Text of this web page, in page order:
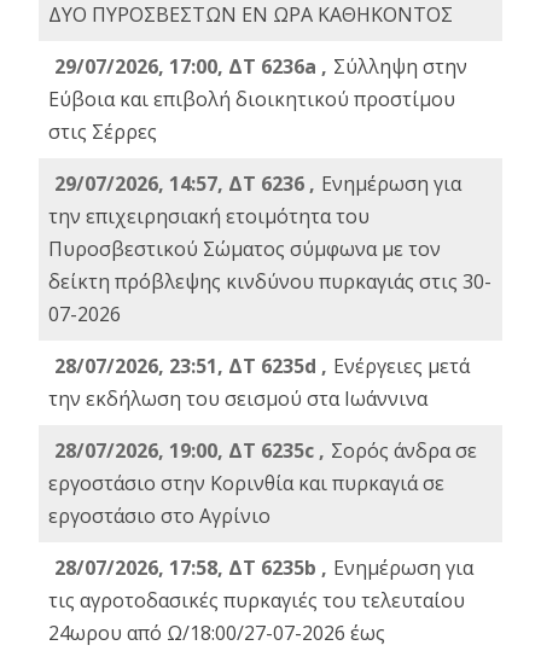
ΔΥΟ ΠΥΡΟΣΒΕΣΤΩΝ ΕΝ ΩΡΑ ΚΑΘΗΚΟΝΤΟΣ
29/07/2026, 17:00, ΔΤ 6236a , Σύλληψη στην
Εύβοια και επιβολή διοικητικού προστίμου
στις Σέρρες
29/07/2026, 14:57, ΔΤ 6236 , Ενημέρωση για
την επιχειρησιακή ετοιμότητα του
Πυροσβεστικού Σώματος σύμφωνα με τον
δείκτη πρόβλεψης κινδύνου πυρκαγιάς στις 30-
07-2026
28/07/2026, 23:51, ΔΤ 6235d , Ενέργειες μετά
την εκδήλωση του σεισμού στα Ιωάννινα
28/07/2026, 19:00, ΔΤ 6235c , Σορός άνδρα σε
εργοστάσιο στην Κορινθία και πυρκαγιά σε
εργοστάσιο στο Αγρίνιο
28/07/2026, 17:58, ΔΤ 6235b , Ενημέρωση για
τις αγροτοδασικές πυρκαγιές του τελευταίου
24ωρου από Ω/18:00/27-07-2026 έως